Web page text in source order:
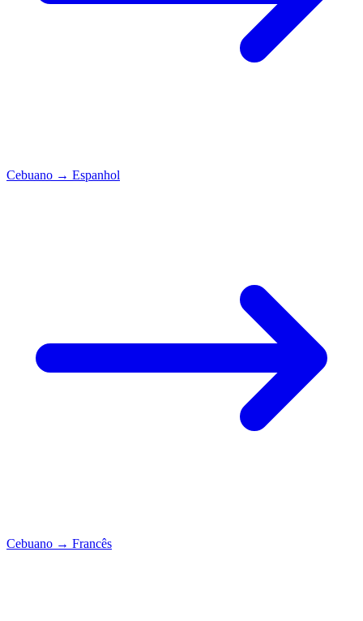
Cebuano → Espanhol
Cebuano → Francês